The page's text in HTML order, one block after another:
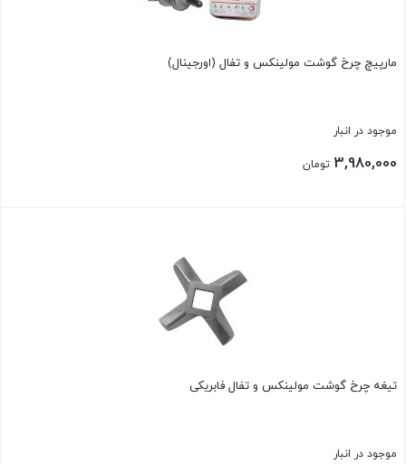
مارپیچ چرخ گوشت مولینکس و تفال (اورجینال)
موجود در انبار
3,980,000 تومان
تیغه چرخ گوشت مولینکس و تفال فابریکی
موجود در انبار